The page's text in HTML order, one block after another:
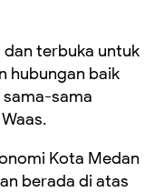
terbuka untuk
hubungan baik
sama
Kota Medan
berada di atas